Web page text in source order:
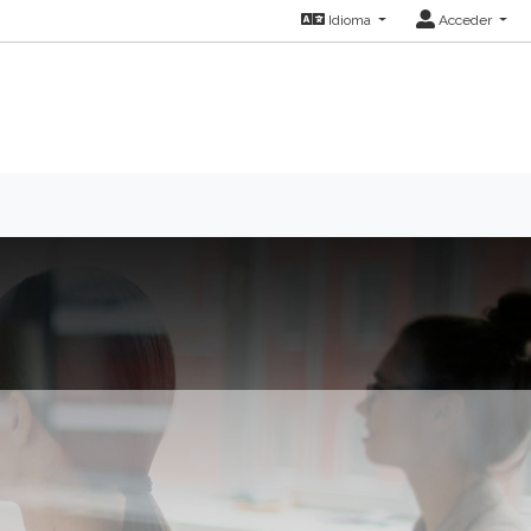
Idioma Acceder